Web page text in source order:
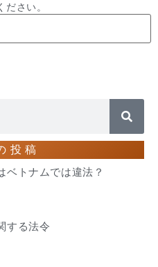
ださい。
投稿
ベトナムでは違法？
する法令